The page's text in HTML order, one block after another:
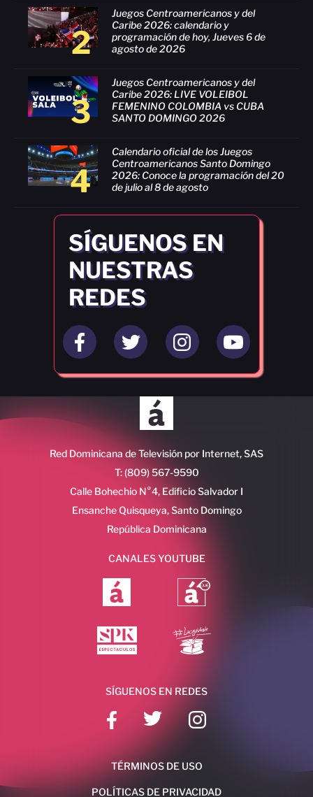
2
Juegos Centroamericanos y del
Caribe 2026: calendario y
programación de hoy, Jueves 6 de
agosto de 2026
3
Juegos Centroamericanos y del
Caribe 2026: LIVE VOLEIBOL
FEMENINO COLOMBIA vs CUBA
SANTO DOMINGO 2026
4
Calendario oficial de los Juegos
Centroamericanos Santo Domingo
2026: Conoce la programación del 20
de julio al 8 de agosto
SÍGUENOS EN
NUESTRAS
REDES
Red Dominicana de Televisión por Internet, SAS
T: (809) 567-9590
Calle Bohechio N°4, Edificio Salvador I
Ensanche Quisqueya, Santo Domingo
República Dominicana
CANALES YOUTUBE
SÍGUENOS EN REDES
TÉRMINOS DE USO
POLÍTICAS DE PRIVACIDAD